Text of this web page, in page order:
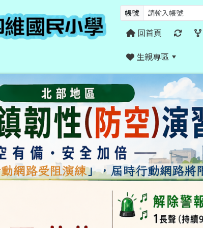
帳號
回首頁
生親專區